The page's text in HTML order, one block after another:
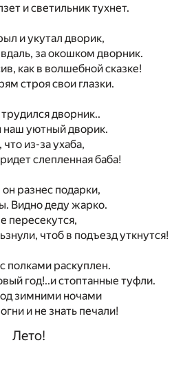
и светильник тухнет.
и укутал дворик,
за окошком дворник.
как в волшебной сказке!
строя свои глазки.
дворник..
наш уютный дворик.
из-за ухаба,
слепленная баба!
разнес подарки,
Видно деду жарко.
пересекутся,
чтоб в подъезд уткнутся!
полками раскуплен.
год!..и стоптанные туфли.
зимними ночами
и не знать печали!
Лето!